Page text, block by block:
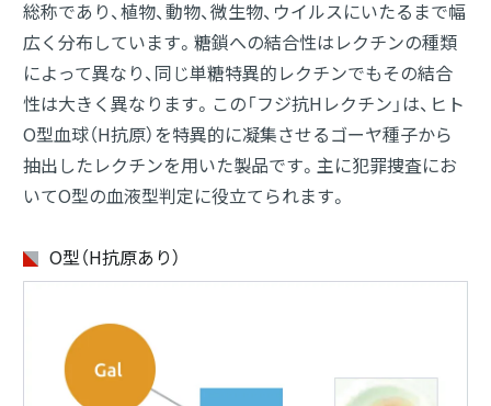
総称であり、植物、動物、微生物、ウイルスにいたるまで幅
広く分布しています。糖鎖への結合性はレクチンの種類
によって異なり、同じ単糖特異的レクチンでもその結合
性は大きく異なります。この「フジ抗Hレクチン」は、ヒト
O型血球（H抗原）を特異的に凝集させるゴーヤ種子から
抽出したレクチンを用いた製品です。主に犯罪捜査にお
いてO型の血液型判定に役立てられます。
O型（H抗原あり）